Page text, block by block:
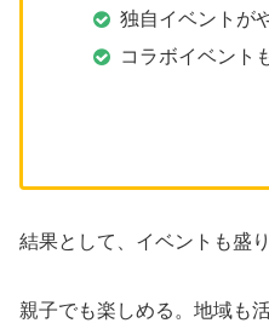
独自イベントが
コラボイベント
結果として、イベントも盛
親子でも楽しめる。地域も